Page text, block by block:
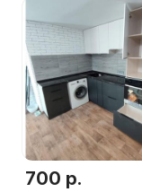
700 р.